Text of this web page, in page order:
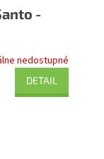
-
nedostupné
DETAIL